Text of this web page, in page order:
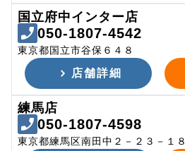
国立府中インター店
050-1807-4542
東京都国立市谷保６４８
店舗詳細
練馬店
050-1807-4598
東京都練馬区南田中２－２３－１８